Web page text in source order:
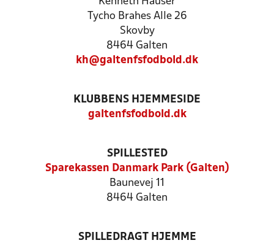
Tycho Brahes Alle 26
Skovby
8464 Galten
kh@galtenfsfodbold.dk
KLUBBENS HJEMMESIDE
galtenfsfodbold.dk
SPILLESTED
Sparekassen Danmark Park (Galten)
Baunevej 11
8464 Galten
SPILLEDRAGT HJEMME